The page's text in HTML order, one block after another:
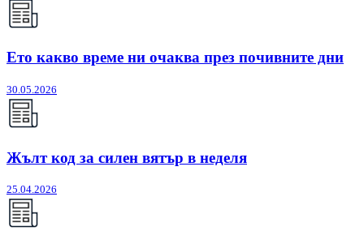
Ето какво време ни очаква през почивните дни
30.05.2026
Жълт код за силен вятър в неделя
25.04.2026